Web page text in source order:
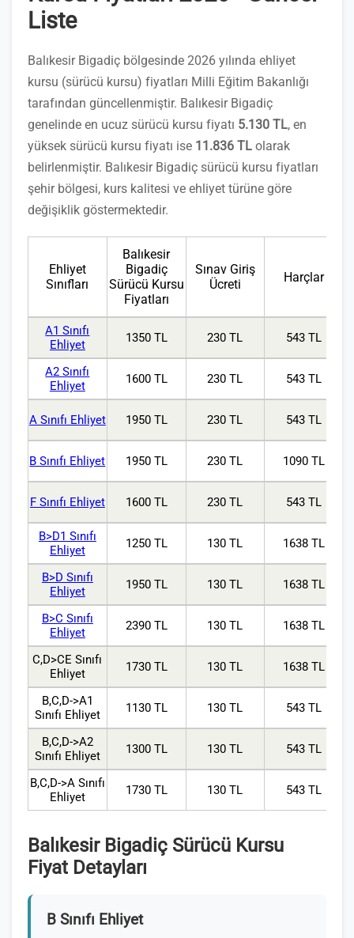
Liste
Balıkesir Bigadiç bölgesinde 2026 yılında ehliyet
kursu (sürücü kursu) fiyatları Milli Eğitim Bakanlığı
tarafından güncellenmiştir. Balıkesir Bigadiç
genelinde en ucuz sürücü kursu fiyatı 5.130 TL, en
yüksek sürücü kursu fiyatı ise 11.836 TL olarak
belirlenmiştir. Balıkesir Bigadiç sürücü kursu fiyatları
şehir bölgesi, kurs kalitesi ve ehliyet türüne göre
değişiklik göstermektedir.
Ehliyet
Sınıfları
Balıkesir
Bigadiç
Sürücü Kursu
Fiyatları
Sınav Giriş
Ücreti
Harçlar
A1 Sınıfı
Ehliyet
1350 TL 230 TL 543 TL
A2 Sınıfı
Ehliyet
1600 TL 230 TL 543 TL
A Sınıfı Ehliyet 1950 TL 230 TL 543 TL
B Sınıfı Ehliyet 1950 TL 230 TL 1090 TL
F Sınıfı Ehliyet 1600 TL 230 TL 543 TL
B>D1 Sınıfı
Ehliyet
1250 TL 130 TL 1638 TL
B>D Sınıfı
Ehliyet
1950 TL 130 TL 1638 TL
B>C Sınıfı
Ehliyet
2390 TL 130 TL 1638 TL
C,D>CE Sınıfı
Ehliyet
1730 TL 130 TL 1638 TL
B,C,D->A1
Sınıfı Ehliyet
1130 TL 130 TL 543 TL
B,C,D->A2
Sınıfı Ehliyet
1300 TL 130 TL 543 TL
B,C,D->A Sınıfı
Ehliyet
1730 TL 130 TL 543 TL
Balıkesir Bigadiç Sürücü Kursu
Fiyat Detayları
B Sınıfı Ehliyet